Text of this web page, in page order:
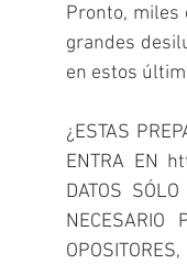
Pronto, miles
grandes
en estos
¿ESTAS
ENTRA EN
DATOS
NECESARIO